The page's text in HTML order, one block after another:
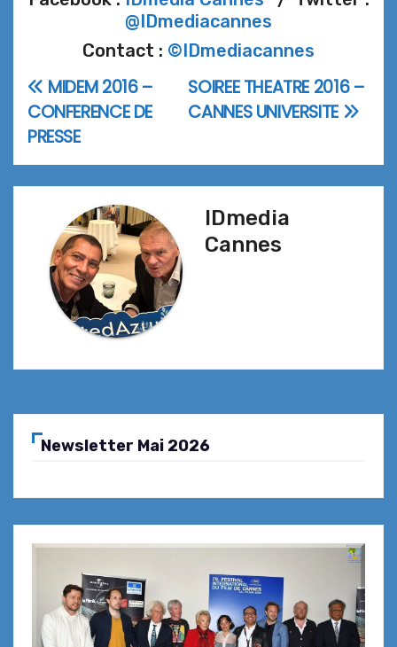
@IDmediacannes
Contact : ©IDmediacannes
Navigation
de
l’article
SOIREE THEATRE 2016 –
CANNES UNIVERSITE
MIDEM 2016 –
CONFERENCE DE
PRESSE
IDmedia
Cannes
Newsletter Mai 2026